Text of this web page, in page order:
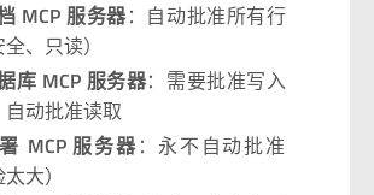
MCP 服务器：自动批准所有行
、只读）
库 MCP 服务器：需要批准写入
动批准读取
MCP 服务器：永不自动批准
太大）